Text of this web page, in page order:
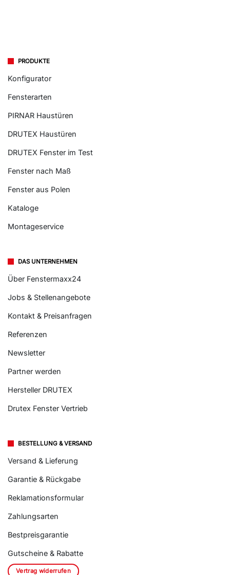
PRODUKTE
Konfigurator
Fensterarten
PIRNAR Haustüren
DRUTEX Haustüren
DRUTEX Fenster im Test
Fenster nach Maß
Fenster aus Polen
Kataloge
Montageservice
DAS UNTERNEHMEN
Über Fenstermaxx24
Jobs & Stellenangebote
Kontakt & Preisanfragen
Referenzen
Newsletter
Partner werden
Hersteller DRUTEX
Drutex Fenster Vertrieb
BESTELLUNG & VERSAND
Versand & Lieferung
Garantie & Rückgabe
Reklamationsformular
Zahlungsarten
Bestpreisgarantie
Gutscheine & Rabatte
Vertrag widerrufen